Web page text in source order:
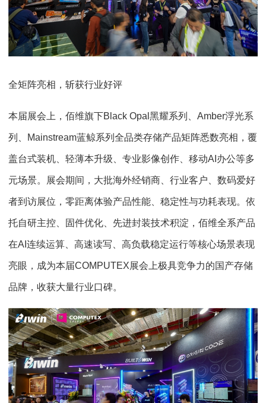
全矩阵亮相，斩获行业好评
本届展会上，佰维旗下Black Opal黑耀系列、Amber浮光系
列、Mainstream蓝鲸系列全品类存储产品矩阵悉数亮相，覆
盖台式装机、轻薄本升级、专业影像创作、移动AI办公等多
元场景。展会期间，大批海外经销商、行业客户、数码爱好
者到访展位，零距离体验产品性能、稳定性与功耗表现。依
托自研主控、固件优化、先进封装技术积淀，佰维全系产品
在AI连续运算、高速读写、高负载稳定运行等核心场景表现
亮眼，成为本届COMPUTEX展会上极具竞争力的国产存储
品牌，收获大量行业口碑。